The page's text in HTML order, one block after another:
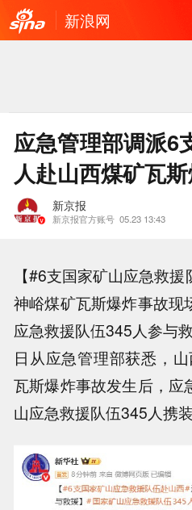
新浪网
应急管理部调派6
人赴山西煤矿瓦
新京报
新京报官方账号 05.23 13:43
【#6支国家矿山应急救
神峪煤矿瓦斯爆炸事故现
应急救援队伍345人参与
日从应急管理部获悉，
瓦斯爆炸事故发生后，应
山应急救援队伍345人携